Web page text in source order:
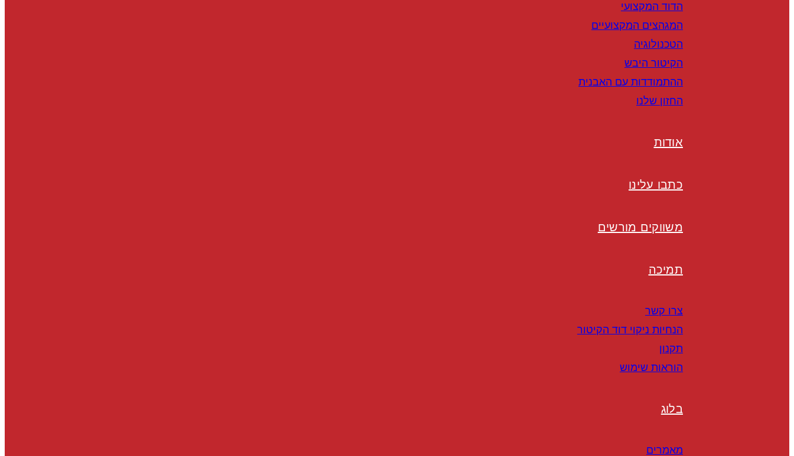
הדוד המקצועי
המגהצים המקצועיים
הטכנולוגיה
הקיטור היבש
ההתמודדות עם האבנית
החזון שלנו
אודות
כתבו עלינו
משווקים מורשים
תמיכה
צרו קשר
הנחיות ניקוי דוד הקיטור
תקנון
הוראות שימוש
בלוג
מאמרים